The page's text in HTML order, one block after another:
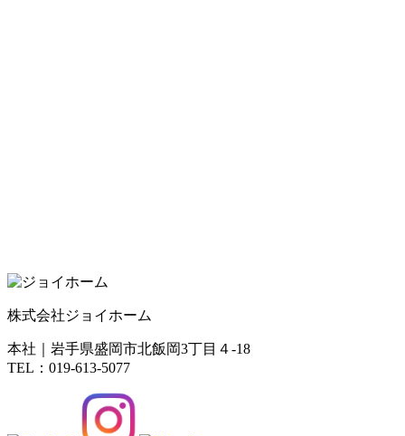
株式会社ジョイホーム
本社｜岩手県盛岡市北飯岡3丁目４-18
TEL：019-613-5077